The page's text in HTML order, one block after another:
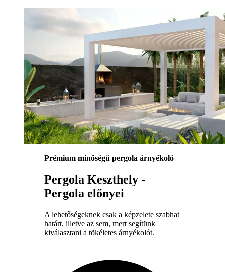
Prémium minőségű pergola árnyékoló
Pergola Keszthely -
Pergola előnyei
A lehetőségeknek csak a képzelete szabhat
határt, illetve az sem, mert segítünk
kiválasztani a tökéletes árnyékolót.